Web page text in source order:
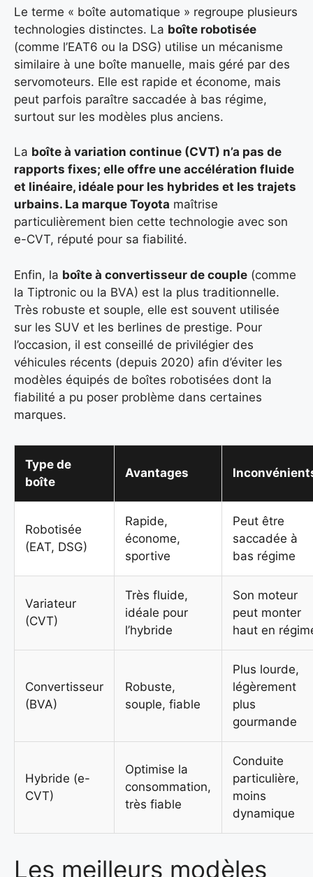
Le terme « boîte automatique » regroupe plusieurs
technologies distinctes. La boîte robotisée
(comme l’EAT6 ou la DSG) utilise un mécanisme
similaire à une boîte manuelle, mais géré par des
servomoteurs. Elle est rapide et économe, mais
peut parfois paraître saccadée à bas régime,
surtout sur les modèles plus anciens.
La boîte à variation continue (CVT) n’a pas de
rapports fixes; elle offre une accélération fluide
et linéaire, idéale pour les hybrides et les trajets
urbains. La marque Toyota maîtrise
particulièrement bien cette technologie avec son
e-CVT, réputé pour sa fiabilité.
Enfin, la boîte à convertisseur de couple (comme
la Tiptronic ou la BVA) est la plus traditionnelle.
Très robuste et souple, elle est souvent utilisée
sur les SUV et les berlines de prestige. Pour
l’occasion, il est conseillé de privilégier des
véhicules récents (depuis 2020) afin d’éviter les
modèles équipés de boîtes robotisées dont la
fiabilité a pu poser problème dans certaines
marques.
Type de
boîte
Avantages
Robotisée
(EAT, DSG)
Rapide,
économe,
sportive
Peut être
saccadée à
bas régime
Variateur
(CVT)
Très fluide,
idéale pour
l’hybride
Son moteur
peut monter
haut en
Convertisseur
(BVA)
Robuste,
souple, fiable
Plus lourde,
légèrement
plus
gourmande
Hybride (e-
CVT)
Optimise la
consommation,
très fiable
Conduite
particulière,
moins
dynamique
Les meilleurs modèles